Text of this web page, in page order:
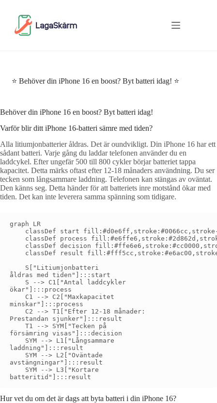
⭐ Behöver din iPhone 16 en boost? Byt batteri idag! ⭐
Behöver din iPhone 16 en boost? Byt batteri idag!
Varför blir ditt iPhone 16-batteri sämre med tiden?
Alla litiumjonbatterier åldras. Det är oundvikligt. Din iPhone 16 har ett
sådant batteri. Varje gång du laddar telefonen använder du en
laddcykel. Efter ungefär 500 till 800 cykler börjar batteriet tappa
kapacitet. Detta märks oftast efter 12-18 månaders användning. Du ser
tecken som långsammare laddning. Telefonen kan stängas av oväntat.
Den känns seg. Detta händer för att batteriets inre motstånd ökar med
tiden. Det kan inte leverera samma spänning som tidigare.
graph LR
classDef start
classDef process
classDef decision
classDef result
    S["Litiumjonbatteri
åldras med tiden"]:::start
    S --> C1["Antal laddcykler
ökar"]:::process
    C1 --> C2["Maxkapacitet
minskar"]:::process
    C2 --> T1["Efter 12-18 månader:
Prestandan sjunker"]:::result
    T1 --> SYM["Tecken på
försämring visas"]:::decision
    SYM --> L1["Långsammare
laddning"]:::result
    SYM --> L2["Oväntade
avstängningar"]:::result
    SYM --> L3["Kortare
Hur vet du om det är dags att byta batteri i din iPhone 16?